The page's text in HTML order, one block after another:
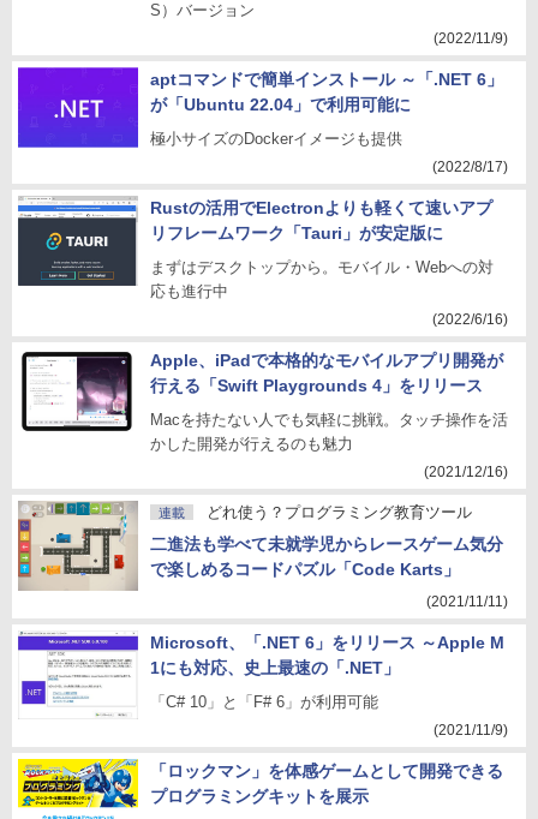
S）バージョン
(2022/11/9)
aptコマンドで簡単インストール ～「.NET 6」
が「Ubuntu 22.04」で利用可能に
極小サイズのDockerイメージも提供
(2022/8/17)
Rustの活用でElectronよりも軽くて速いアプ
リフレームワーク「Tauri」が安定版に
まずはデスクトップから。モバイル・Webへの対
応も進行中
(2022/6/16)
Apple、iPadで本格的なモバイルアプリ開発が
行える「Swift Playgrounds 4」をリリース
Macを持たない人でも気軽に挑戦。タッチ操作を活
かした開発が行えるのも魅力
(2021/12/16)
連載 どれ使う？プログラミング教育ツール
二進法も学べて未就学児からレースゲーム気分
で楽しめるコードパズル「Code Karts」
(2021/11/11)
Microsoft、「.NET 6」をリリース ～Apple M
1にも対応、史上最速の「.NET」
「C# 10」と「F# 6」が利用可能
(2021/11/9)
「ロックマン」を体感ゲームとして開発できる
プログラミングキットを展示